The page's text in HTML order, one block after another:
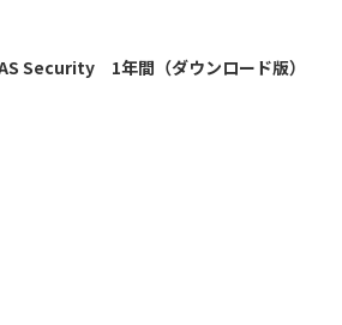
Security 1年間（ダウンロード版）